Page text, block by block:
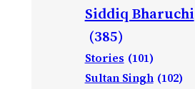
Siddiq Bharuchi
(385)
Stories (101)
Sultan Singh (102)